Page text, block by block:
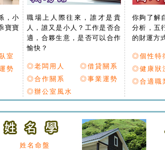
你夠了解
分析，五
的財運方
◎個性特
◎健康狀
◎合適職
，小
寶寶
室
勢
職場上人際往來，誰才是貴
人，誰又是小人？工作是否合
適，合夥生意，是否可以合作
愉快？
◎老闆用人
◎借貸關系
◎合作關系
◎事業運勢
◎辦公室風水
姓名命盤